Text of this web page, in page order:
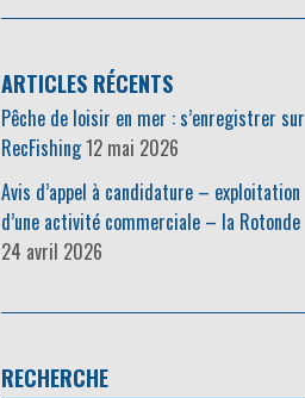
ARTICLES RÉCENTS
Pêche de loisir en mer : s’enregistrer sur
RecFishing12 mai 2026
Avis d’appel à candidature – exploitation
d’une activité commerciale – la Rotonde
24 avril 2026
RECHERCHE